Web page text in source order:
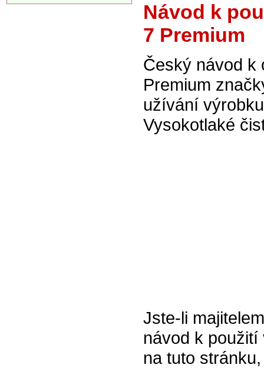
Návod k
7 Premium
Český návod k
Premium
užívání
Vysokotlaké
Jste-li
návod k
na tuto